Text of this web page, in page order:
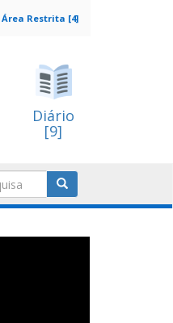
Área Restrita [4]
Diário
[9]